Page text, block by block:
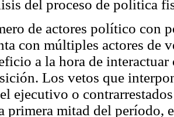
del proceso de política
de actores político con
con múltiples actores de
a la hora de
Los vetos que
ejecutivo o
primera mitad del período,